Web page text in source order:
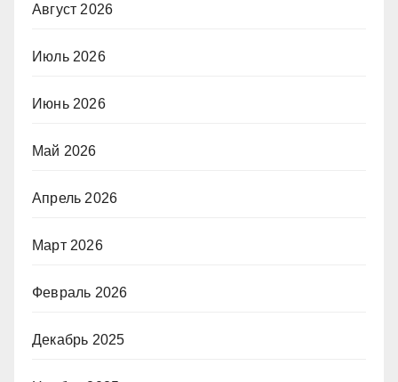
Август 2026
Июль 2026
Июнь 2026
Май 2026
Апрель 2026
Март 2026
Февраль 2026
Декабрь 2025